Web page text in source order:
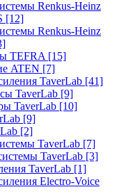
Renkus-Heinz
[12]
Renkus-Heinz
TEFRA [15]
ATEN [7]
TaverLab [41]
TaverLab [9]
TaverLab [10]
[9]
[2]
TaverLab [7]
TaverLab [3]
TaverLab [1]
Electro-Voice